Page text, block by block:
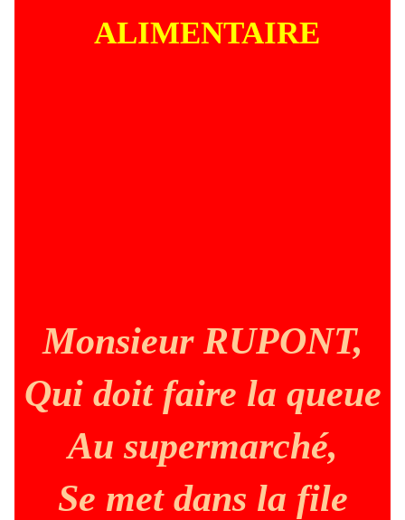
ALIMENTAIRE
Monsieur RUPONT,
Qui doit faire la queue
Au supermarché,
Se met dans la file